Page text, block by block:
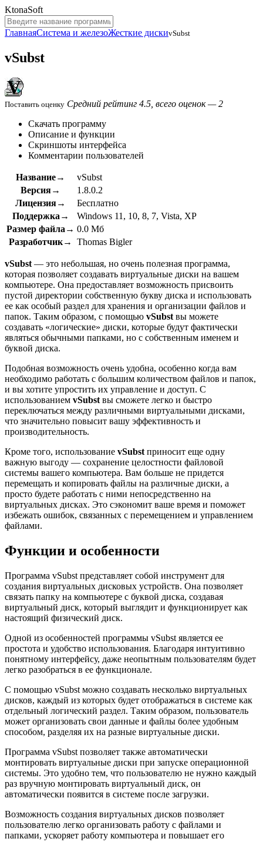
KtonaSoft
ГлавнаяСистема и железоЖесткие дискиvSubst
vSubst
Поставить оценку Средний рейтинг 4.5, всего оценок — 2
Скачать программу
Описание и функции
Скриншоты интерфейса
Комментарии пользователей
Название→
vSubst
Версия→
1.8.0.2
Лицензия→
Бесплатно
Поддержка→
Windows 11, 10, 8, 7, Vista, XP
Размер файла→ 0.0 Мб
Разработчик→
Thomas Bigler
vSubst — это небольшая, но очень полезная программа,
которая позволяет создавать виртуальные диски на вашем
компьютере. Она предоставляет возможность присвоить
пустой директории собственную букву диска и использовать
ее как особый раздел для хранения и организации файлов и
папок. Таким образом, с помощью vSubst вы можете
создавать «логические» диски, которые будут фактически
являться обычными папками, но с собственным именем и
буквой диска.
Подобная возможность очень удобна, особенно когда вам
необходимо работать с большим количеством файлов и папок,
и вы хотите упростить их управление и доступ. С
использованием vSubst вы сможете легко и быстро
переключаться между различными виртуальными дисками,
что значительно повысит вашу эффективность и
производительность.
Кроме того, использование vSubst приносит еще одну
важную выгоду — сохранение целостности файловой
системы вашего компьютера. Вам больше не придется
перемещать и копировать файлы на различные диски, а
просто будете работать с ними непосредственно на
виртуальных дисках. Это сэкономит ваше время и поможет
избежать ошибок, связанных с перемещением и управлением
файлами.
Функции и особенности
Программа vSubst представляет собой инструмент для
создания виртуальных дисковых устройств. Она позволяет
связать папку на компьютере с буквой диска, создавая
виртуальный диск, который выглядит и функционирует как
настоящий физический диск.
Одной из особенностей программы vSubst является ее
простота и удобство использования. Благодаря интуитивно
понятному интерфейсу, даже неопытным пользователям будет
легко разобраться в ее функционале.
С помощью vSubst можно создавать несколько виртуальных
дисков, каждый из которых будет отображаться в системе как
отдельный логический раздел. Таким образом, пользователь
может организовать свои данные и файлы более удобным
способом, разделяя их на разные виртуальные диски.
Программа vSubst позволяет также автоматически
монтировать виртуальные диски при запуске операционной
системы. Это удобно тем, что пользователю не нужно каждый
раз вручную монтировать виртуальный диск, он
автоматически появится в системе после загрузки.
Возможность создания виртуальных дисков позволяет
пользователю легко организовать работу с файлами и
папками, ускоряет работу компьютера и повышает его